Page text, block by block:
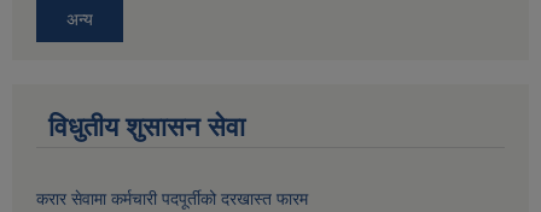
अन्य
विधुतीय शुसासन सेवा
करार सेवामा कर्मचारी पदपूर्तीको दरखास्त फारम